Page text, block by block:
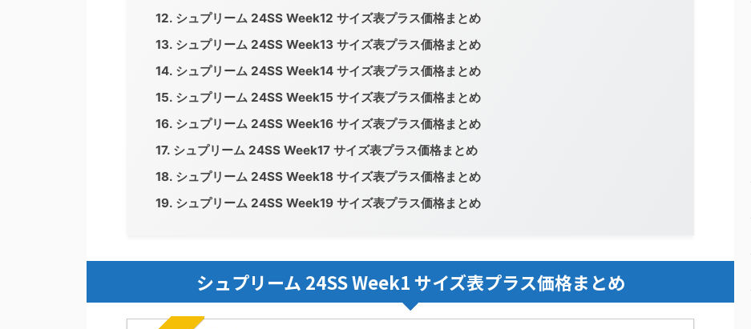
シュプリーム 24SS Week12 サイズ表プラス価格まとめ
シュプリーム 24SS Week13 サイズ表プラス価格まとめ
シュプリーム 24SS Week14 サイズ表プラス価格まとめ
シュプリーム 24SS Week15 サイズ表プラス価格まとめ
シュプリーム 24SS Week16 サイズ表プラス価格まとめ
シュプリーム 24SS Week17 サイズ表プラス価格まとめ
シュプリーム 24SS Week18 サイズ表プラス価格まとめ
シュプリーム 24SS Week19 サイズ表プラス価格まとめ
シュプリーム 24SS Week1 サイズ表プラス価格まとめ